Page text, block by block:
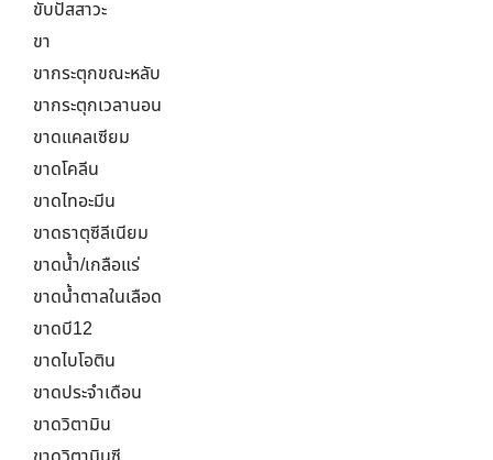
ขับปัสสาวะ
ขา
ขากระตุกขณะหลับ
ขากระตุกเวลานอน
ขาดแคลเซียม
ขาดโคลีน
ขาดไทอะมีน
ขาดธาตุซีลีเนียม
ขาดน้ำ/เกลือแร่
ขาดน้ำตาลในเลือด
ขาดบี12
ขาดไบโอติน
ขาดประจำเดือน
ขาดวิตามิน